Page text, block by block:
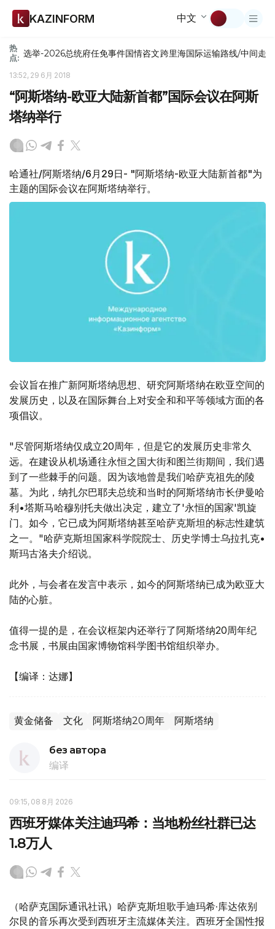
KAZINFORM 中文
热
点: 选举-2026总统府任免事件国情咨文跨里海国际运输路线/中间走廊
13:52, 29 6月 2018
“阿斯塔纳-欧亚大陆新首都”国际会议在阿斯
塔纳举行
哈通社/阿斯塔纳/6月29日- "阿斯塔纳-欧亚大陆新首都"为
主题的国际会议在阿斯塔纳举行。
会议旨在推广新阿斯塔纳思想、研究阿斯塔纳在欧亚空间的
发展历史，以及在国际舞台上对安全和和平等领域方面的各
项倡议。
"尽管阿斯塔纳仅成立20周年，但是它的发展历史非常久
远。在建设从机场通往永恒之国大街和图兰街期间，我们遇
到了一些棘手的问题。因为该地曾是我们哈萨克祖先的陵
墓。为此，纳扎尔巴耶夫总统和当时的阿斯塔纳市长伊曼哈
利•塔斯马哈穆别托夫做出决定，建立了'永恒的国家'凯旋
门。如今，它已成为阿斯塔纳甚至哈萨克斯坦的标志性建筑
之一。"哈萨克斯坦国家科学院院士、历史学博士乌拉扎克•
斯玛古洛夫介绍说。
此外，与会者在发言中表示，如今的阿斯塔纳已成为欧亚大
陆的心脏。
值得一提的是，在会议框架内还举行了阿斯塔纳20周年纪
念书展，书展由国家博物馆科学图书馆组织举办。
【编译：达娜】
黄金储备 文化 阿斯塔纳20周年 阿斯塔纳
без автора
编译
09:15, 08 8月 2026
西班牙媒体关注迪玛希：当地粉丝社群已达
1.8万人
（哈萨克国际通讯社讯）哈萨克斯坦歌手迪玛希·库达依别
尔艮的音乐再次受到西班牙主流媒体关注。西班牙全国性报